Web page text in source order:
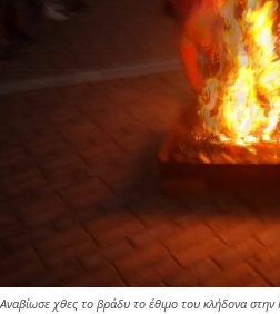
Αναβίωσε χθες το βράδυ το έθιμο του κλήδονα στην